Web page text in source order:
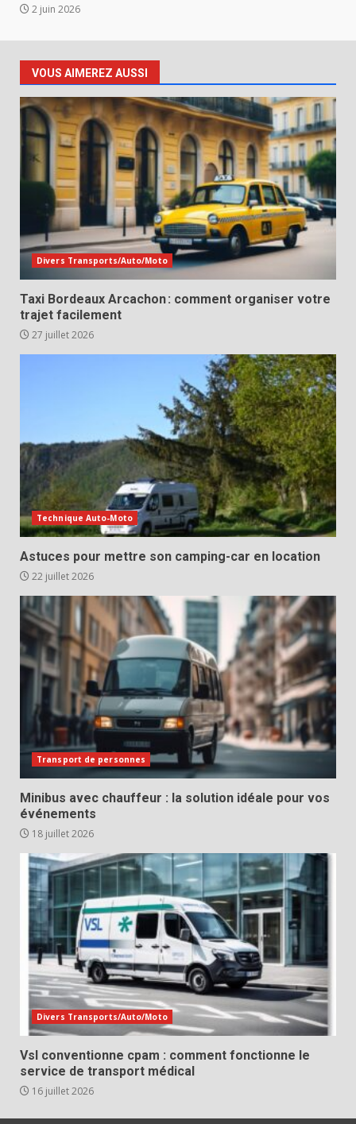
2 juin 2026
VOUS AIMEREZ AUSSI
Divers Transports/Auto/Moto
Taxi Bordeaux Arcachon : comment organiser votre
trajet facilement
27 juillet 2026
Technique Auto-Moto
Astuces pour mettre son camping-car en location
22 juillet 2026
Transport de personnes
Minibus avec chauffeur : la solution idéale pour vos
événements
18 juillet 2026
Divers Transports/Auto/Moto
Vsl conventionne cpam : comment fonctionne le
service de transport médical
16 juillet 2026